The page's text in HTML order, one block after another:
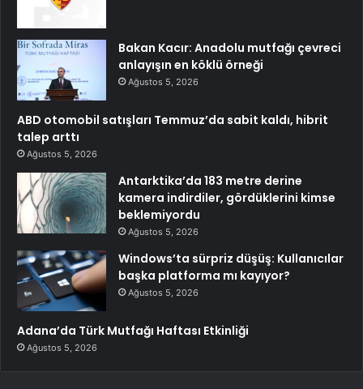
Bakan Kacır: Anadolu mutfağı çevreci
anlayışın en köklü örneği
Ağustos 5, 2026
ABD otomobil satışları Temmuz’da sabit kaldı, hibrit
talep arttı
Ağustos 5, 2026
Antarktika’da 183 metre derine
kamera indirdiler, gördüklerini kimse
beklemiyordu
Ağustos 5, 2026
Windows’ta sürpriz düşüş: Kullanıcılar
başka platforma mı kayıyor?
Ağustos 5, 2026
Adana’da Türk Mutfağı Haftası Etkinliği
Ağustos 5, 2026